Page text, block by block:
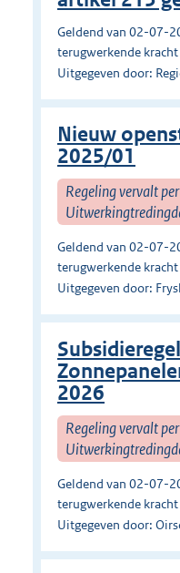
Geldend van 02-07-
terugwerkende
Uitgegeven door:
Nieuw
2025/01
Regeling vervalt
Geldend van 02-07-
terugwerkende
Uitgegeven door:
2026
Regeling vervalt
Geldend van 02-07-
terugwerkende
Uitgegeven door: